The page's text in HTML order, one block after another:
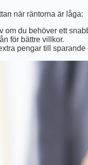
när räntorna är låga:
om du behöver ett
för bättre villkor.
pengar till sparande